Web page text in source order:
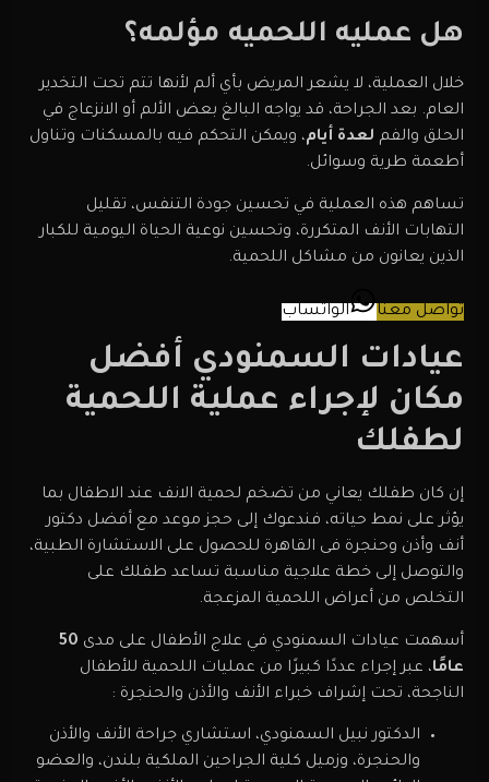
هل عمليه اللحميه مؤلمه؟
خلال العملية، لا يشعر المريض بأي ألم لأنها تتم تحت التخدير
العام. بعد الجراحة، قد يواجه البالغ بعض الألم أو الانزعاج في
الحلق والفم لعدة أيام، ويمكن التحكم فيه بالمسكنات وتناول
أطعمة طرية وسوائل.
تساهم هذه العملية في تحسين جودة التنفس، تقليل
التهابات الأنف المتكررة، وتحسين نوعية الحياة اليومية للكبار
الذين يعانون من مشاكل اللحمية.
تواصل معنا الواتساب
عيادات السمنودي أفضل
مكان لإجراء عملية اللحمية
لطفلك
إن كان طفلك يعاني من تضخم لحمية الانف عند الاطفال بما
يؤثر على نمط حياته، فندعوك إلى حجز موعد مع أفضل دكتور
أنف وأذن وحنجرة فى القاهرة للحصول على الاستشارة الطبية،
والتوصل إلى خطة علاجية مناسبة تساعد طفلك على
التخلص من أعراض اللحمية المزعجة.
أسهمت عيادات السمنودي في علاج الأطفال على مدى 50
عامًا، عبر إجراء عددًا كبيرًا من عمليات اللحمية للأطفال
الناجحة، تحت إشراف خبراء الأنف والأذن والحنجرة :
الدكتور نبيل السمنودي، استشاري جراحة الأنف والأذن
والحنجرة، وزميل كلية الجراحين الملكية بلندن، والعضو